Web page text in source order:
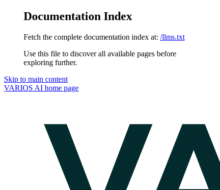
Documentation Index
Fetch the complete documentation index at: /llms.txt
Use this file to discover all available pages before
exploring further.
Skip to main content
VARIOS AI home page